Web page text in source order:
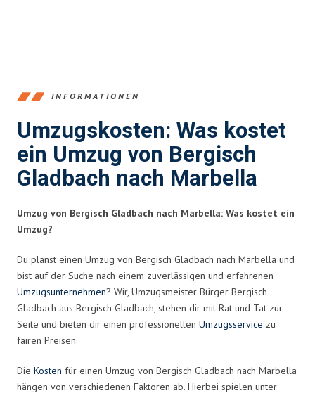
INFORMATIONEN
Umzugskosten: Was kostet
ein Umzug von Bergisch
Gladbach nach Marbella
Umzug von Bergisch Gladbach nach Marbella: Was kostet ein
Umzug?
Du planst einen Umzug von Bergisch Gladbach nach Marbella und
bist auf der Suche nach einem zuverlässigen und erfahrenen
Umzugsunternehmen? Wir, Umzugsmeister Bürger Bergisch
Gladbach aus Bergisch Gladbach, stehen dir mit Rat und Tat zur
Seite und bieten dir einen professionellen Umzugsservice zu
fairen Preisen.
Die Kosten für einen Umzug von Bergisch Gladbach nach Marbella
hängen von verschiedenen Faktoren ab. Hierbei spielen unter